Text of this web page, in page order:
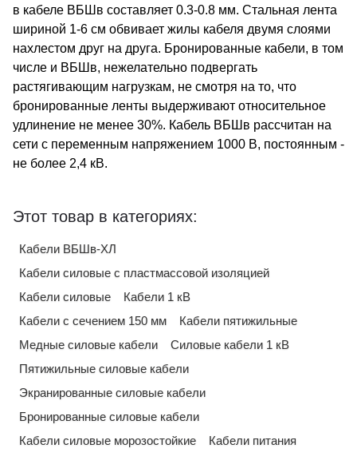
в кабеле ВБШв составляет 0.3-0.8 мм. Стальная лента
шириной 1-6 см обвивает жилы кабеля двумя слоями
нахлестом друг на друга. Бронированные кабели, в том
числе и ВБШв, нежелательно подвергать
растягивающим нагрузкам, не смотря на то, что
бронированные ленты выдерживают относительное
удлинение не менее 30%. Кабель ВБШв рассчитан на
сети с переменным напряжением 1000 В, постоянным -
не более 2,4 кВ.
Этот товар в категориях:
Кабели ВБШв-ХЛ
Кабели силовые с пластмассовой изоляцией
Кабели силовые
Кабели 1 кВ
Кабели с сечением 150 мм
Кабели пятижильные
Медные силовые кабели
Силовые кабели 1 кВ
Пятижильные силовые кабели
Экранированные силовые кабели
Бронированные силовые кабели
Кабели силовые морозостойкие
Кабели питания